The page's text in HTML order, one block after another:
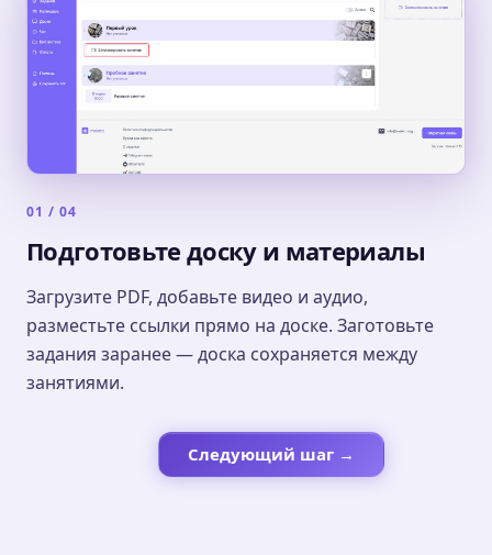
01 / 04
Подготовьте доску и материалы
Загрузите PDF, добавьте видео и аудио,
разместьте ссылки прямо на доске. Заготовьте
задания заранее — доска сохраняется между
занятиями.
Следующий шаг →